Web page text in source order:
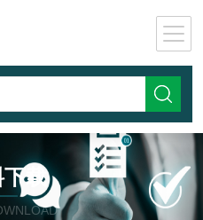
载